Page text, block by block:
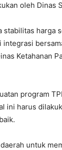
oleh Dinas
harga
Ketahanan
program
ini harus
untuk